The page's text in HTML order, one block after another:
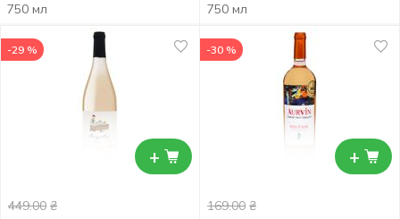
750 мл
750 мл
+
-29 %
449.00 ₴
+
-30 %
169.00 ₴